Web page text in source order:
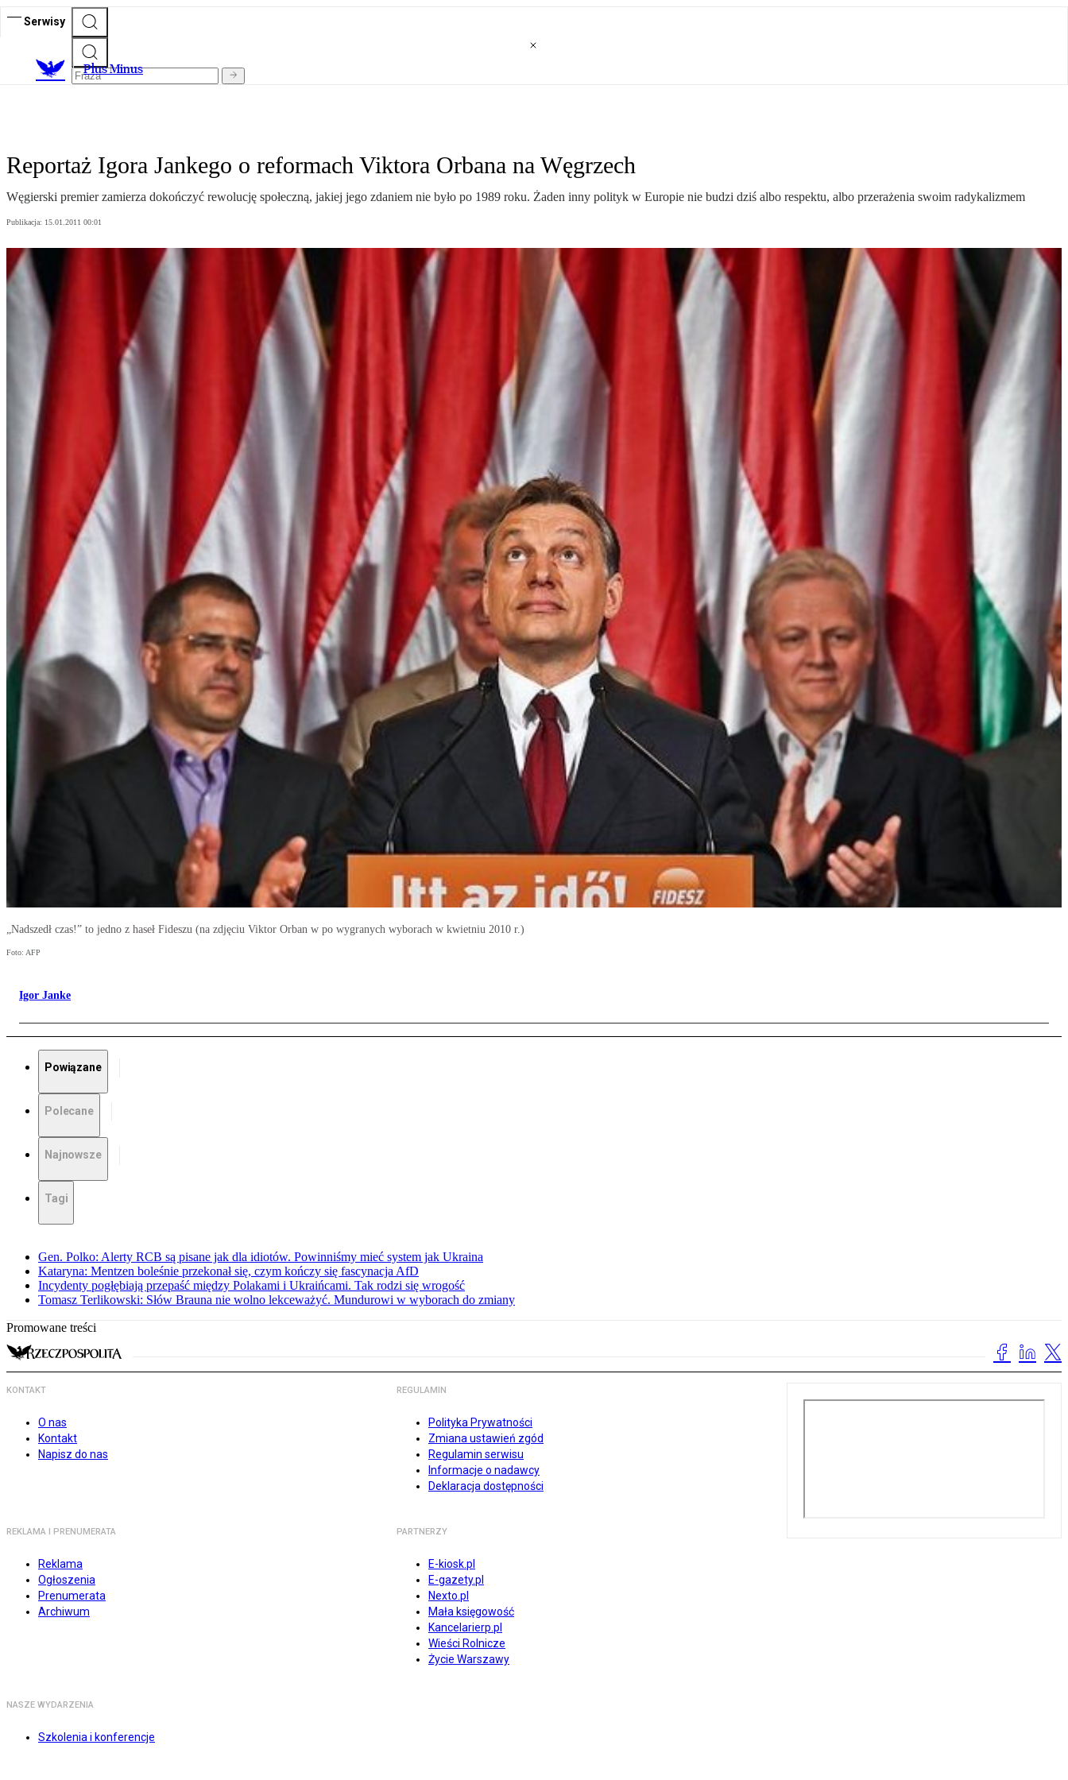
Serwisy
Plus Minus
Reportaż Igora Jankego o reformach Viktora Orbana na Węgrzech
Węgierski premier zamierza dokończyć rewolucję społeczną, jakiej jego zdaniem nie było po 1989 roku. Żaden inny polityk w Europie nie budzi dziś albo respektu, albo przerażenia swoim radykalizmem
Publikacja: 15.01.2011 00:01
„Nadszedł czas!” to jedno z haseł Fideszu (na zdjęciu Viktor Orban w po wygranych wyborach w kwietniu 2010 r.)
Foto: AFP
Igor Janke
Powiązane
Polecane
Najnowsze
Tagi
Gen. Polko: Alerty RCB są pisane jak dla idiotów. Powinniśmy mieć system jak Ukraina
Kataryna: Mentzen boleśnie przekonał się, czym kończy się fascynacja AfD
Incydenty pogłębiają przepaść między Polakami i Ukraińcami. Tak rodzi się wrogość
Tomasz Terlikowski: Słów Brauna nie wolno lekceważyć. Mundurowi w wyborach do zmiany
Promowane treści
KONTAKT
O nas
Kontakt
Napisz do nas
REGULAMIN
Polityka Prywatności
Zmiana ustawień zgód
Regulamin serwisu
Informacje o nadawcy
Deklaracja dostępności
REKLAMA I PRENUMERATA
Reklama
Ogłoszenia
Prenumerata
Archiwum
PARTNERZY
E-kiosk.pl
E-gazety.pl
Nexto.pl
Mała księgowość
Kancelarierp.pl
Wieści Rolnicze
Życie Warszawy
NASZE WYDARZENIA
Szkolenia i konferencje